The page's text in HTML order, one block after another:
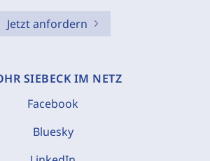
Jetzt anfordern
SIEBECK IM NETZ
Facebook
Bluesky